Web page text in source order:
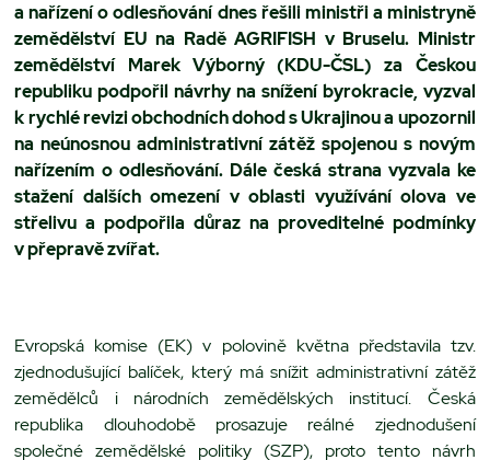
a nařízení o odlesňování dnes řešili ministři a ministryně
zemědělství EU na Radě AGRIFISH v Bruselu. Ministr
zemědělství Marek Výborný (KDU-ČSL) za Českou
republiku podpořil návrhy na snížení byrokracie, vyzval
k rychlé revizi obchodních dohod s Ukrajinou a upozornil
na neúnosnou administrativní zátěž spojenou s novým
nařízením o odlesňování. Dále česká strana vyzvala ke
stažení dalších omezení v oblasti využívání olova ve
střelivu a podpořila důraz na proveditelné podmínky
v přepravě zvířat.
Evropská komise (EK) v polovině května představila tzv.
zjednodušující balíček, který má snížit administrativní zátěž
zemědělců i národních zemědělských institucí. Česká
republika dlouhodobě prosazuje reálné zjednodušení
společné zemědělské politiky (SZP), proto tento návrh